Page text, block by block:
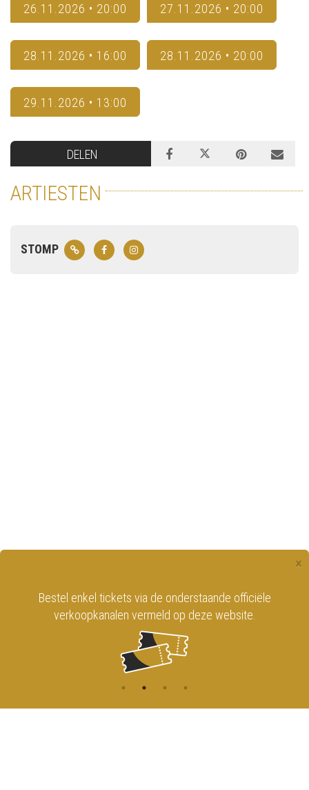
26.11.2026 • 20:00 27.11.2026 • 20:00
28.11.2026 • 16:00 28.11.2026 • 20:00
29.11.2026 • 13:00
DELEN
ARTIESTEN
STOMP
×
Bestel enkel tickets via de onderstaande officiële
verkoopkanalen vermeld op deze website.